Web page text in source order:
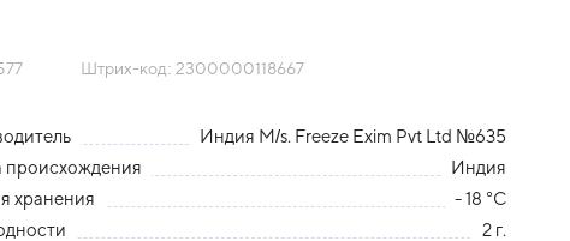
Штрих-код: 2300000118667
Индия M/s. Freeze Exim Pvt Ltd №635
происхождения
Индия
хранения
- 18 °С
2 г.